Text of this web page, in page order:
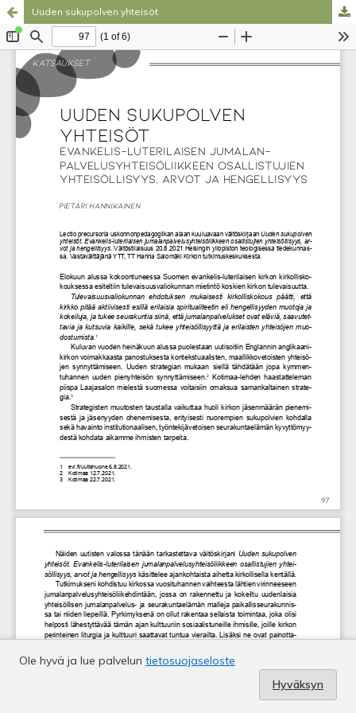
Uuden sukupolven yhteisöt
Ole hyvä ja lue palvelun tietosuojaseloste
Hyväksyn
Palvelua ylläpitääTieteellisten seurain valtuuskunta.